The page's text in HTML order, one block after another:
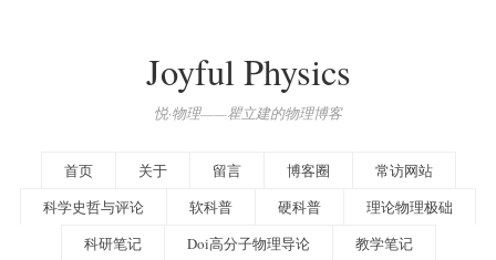
Joyful Physics
悦·物理——瞿立建的物理博客
首页 关于 留言 博客圈
常访网站
科学史哲与评论
软科普 硬科普
理论物理极础
科研笔记
Doi高分子物理导论
教学笔记